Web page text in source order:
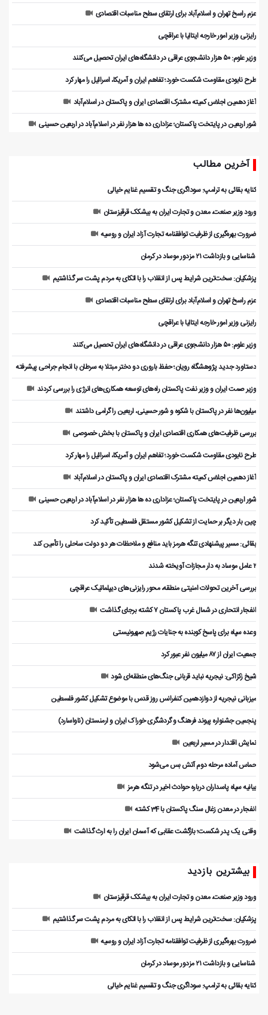
عزم راسخ تهران و اسلام‌آباد برای ارتقای سطح مناسبات اقتصادی
رایزنی وزیر امور خارجه ایتالیا با عراقچی
وزیر علوم: ۵۰ هزار دانشجوی عراقی در دانشگاه‌های ایران تحصیل می‌کنند
طرح نابودی مقاومت شکست خورد؛ تفاهم ایران و آمریکا، اسرائیل را مهار کرد
آغاز دهمین اجلاس کمیته مشترک اقتصادی ایران و پاکستان در اسلام‌آباد
شور اربعین در پایتخت پاکستان؛ عزاداری ده ها هزار نفر در اسلام‌آباد در اربعین حسینی
آخرین مطالب
کنایه بقائی به ترامپ: سوداگری جنگ و تقسیم غنایم خیالی
ورود وزیر صنعت، معدن و تجارت ایران به بیشکک قرقیزستان
ضرورت بهره‌گیری از ظرفیت توافقنامه تجارت آزاد ایران و روسیه
️ شناسایی و بازداشت ۲۱ مزدور موساد در کرمان
پزشکیان: سخت‌ترین شرایط پس از انقلاب را با اتکای به مردم پشت سر گذاشتیم
عزم راسخ تهران و اسلام‌آباد برای ارتقای سطح مناسبات اقتصادی
رایزنی وزیر امور خارجه ایتالیا با عراقچی
وزیر علوم: ۵۰ هزار دانشجوی عراقی در دانشگاه‌های ایران تحصیل می‌کنند
دستاورد جدید پژوهشگاه رویان؛ حفظ باروری دو دختر مبتلا به سرطان با انجام جراحی پیشرفته
وزیر صمت ایران و وزیر نفت پاکستان راه‌های توسعه همکاری‌های انرژی را بررسی کردند
میلیون‌ها نفر در پاکستان با شکوه و شور حسینی، اربعین را گرامی داشتند
بررسی ظرفیت‌های همکاری اقتصادی ایران و پاکستان با بخش خصوصی
طرح نابودی مقاومت شکست خورد؛ تفاهم ایران و آمریکا، اسرائیل را مهار کرد
آغاز دهمین اجلاس کمیته مشترک اقتصادی ایران و پاکستان در اسلام‌آباد
شور اربعین در پایتخت پاکستان؛ عزاداری ده ها هزار نفر در اسلام‌آباد در اربعین حسینی
چین بار دیگر بر حمایت از تشکیل کشور مستقل فلسطین تأکید کرد
بقائی: مسیر پیشنهادی تنگه هرمز باید منافع و ملاحظات هر دو دولت ساحلی را تأمین کند
۲ عامل موساد به دار مجازات آویخته شدند
بررسی آخرین تحولات امنیتی منطقه، محور رایزنی‌های دیپلماتیک عراقچی
انفجار انتحاری در شمال غرب پاکستان ۷ کشته برجای گذاشت
وعده سپاه برای پاسخ کوبنده به جنایات رژیم صهیونیستی
جمعیت ایران از ۸۷ میلیون نفر عبور کرد
شیخ زکزاکی: نیجریه نباید قربانی جنگ‌های منطقه‌ای شود
میزبانی نیجریه از دوازدهمین کنفرانس روز قدس با موضوع تشکیل کشور فلسطین
پنجمین جشنواره پیوند فرهنگ و گردشگر‌ی خوراک ایران و ارمنستان (ناواسارد)
نمایش اقتدار در مسیر اربعین
حماس آماده مرحله دوم آتش بس می‌شود
بیانیه سپاه پاسداران درباره حوادث اخیر در تنگه هرمز
انفجار در معدن زغال سنگ پاکستان با 34 کشته
وقتی یک پدر شکست؛ بازگشت عقابی که آسمان ایران را به ارث گذاشت
بیشترین بازدید
ورود وزیر صنعت، معدن و تجارت ایران به بیشکک قرقیزستان
پزشکیان: سخت‌ترین شرایط پس از انقلاب را با اتکای به مردم پشت سر گذاشتیم
ضرورت بهره‌گیری از ظرفیت توافقنامه تجارت آزاد ایران و روسیه
️ شناسایی و بازداشت ۲۱ مزدور موساد در کرمان
کنایه بقائی به ترامپ: سوداگری جنگ و تقسیم غنایم خیالی